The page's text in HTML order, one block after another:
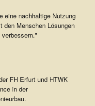
eine nachhaltige Nutzung
den Menschen Lösungen
FH Erfurt und HTWK
in der